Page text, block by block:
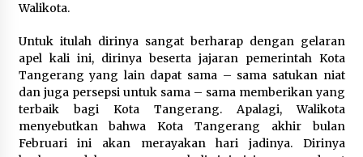
Kebakaran Gedung Dinas Teknis
Abdul Muis Dipadamkan, Layanan
Publik Tetap Berjalan
8 Agustus 2026
Walikota.
Untuk itulah dirinya sangat berharap dengan gelaran
apel kali ini, dirinya beserta jajaran pemerintah Kota
Tangerang yang lain dapat sama – sama satukan niat
dan juga persepsi untuk sama – sama memberikan yang
terbaik bagi Kota Tangerang. Apalagi, Walikota
menyebutkan bahwa Kota Tangerang akhir bulan
Februari ini akan merayakan hari jadinya. Dirinya